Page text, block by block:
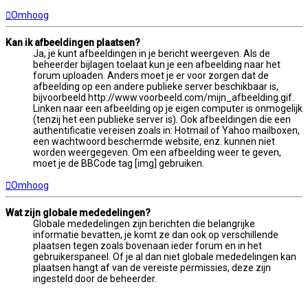
Omhoog
Kan ik afbeeldingen plaatsen?
Ja, je kunt afbeeldingen in je bericht weergeven. Als de
beheerder bijlagen toelaat kun je een afbeelding naar het
forum uploaden. Anders moet je er voor zorgen dat de
afbeelding op een andere publieke server beschikbaar is,
bijvoorbeeld http://www.voorbeeld.com/mijn_afbeelding.gif.
Linken naar een afbeelding op je eigen computer is onmogelijk
(tenzij het een publieke server is). Ook afbeeldingen die een
authentificatie vereisen zoals in: Hotmail of Yahoo mailboxen,
een wachtwoord beschermde website, enz. kunnen niet
worden weergegeven. Om een afbeelding weer te geven,
moet je de BBCode tag [img] gebruiken.
Omhoog
Wat zijn globale mededelingen?
Globale mededelingen zijn berichten die belangrijke
informatie bevatten, je komt ze dan ook op verschillende
plaatsen tegen zoals bovenaan ieder forum en in het
gebruikerspaneel. Of je al dan niet globale mededelingen kan
plaatsen hangt af van de vereiste permissies, deze zijn
ingesteld door de beheerder.